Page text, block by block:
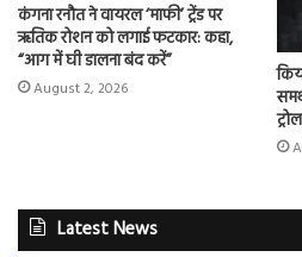
कंगना रनौत ने वायरल ‘माफी’ ट्रेंड पर
ऋतिक रोशन को लगाई फटकार: कहा,
“आग में घी डालना बंद करें”
August 2, 2026
Latest News